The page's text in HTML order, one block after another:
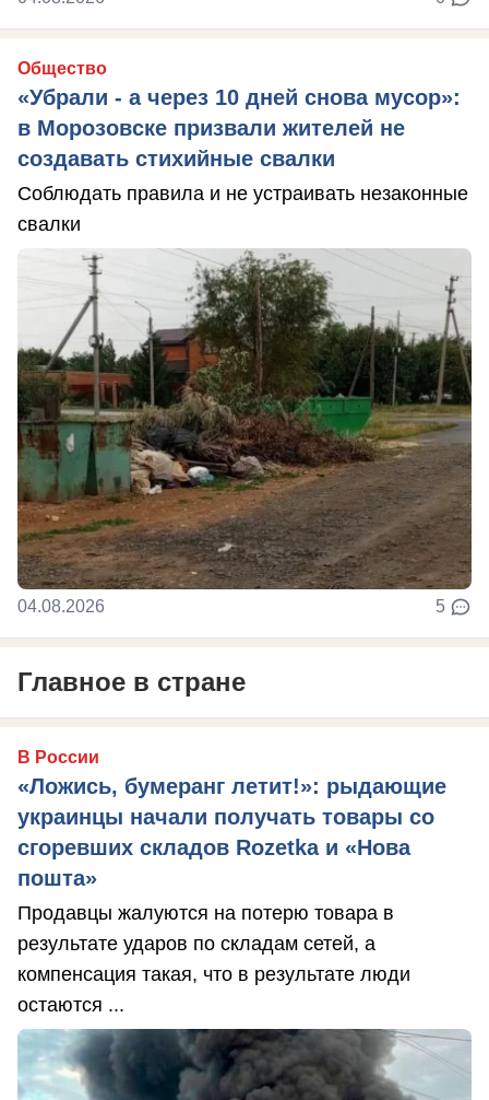
Общество
«Убрали - а через 10 дней снова мусор»:
в Морозовске призвали жителей не
создавать стихийные свалки
Соблюдать правила и не устраивать незаконные
свалки
04.08.2026 5
Главное в стране
В России
«Ложись, бумеранг летит!»: рыдающие
украинцы начали получать товары со
сгоревших складов Rozetka и «Нова
пошта»
Продавцы жалуются на потерю товара в
результате ударов по складам сетей, а
компенсация такая, что в результате люди
остаются ...